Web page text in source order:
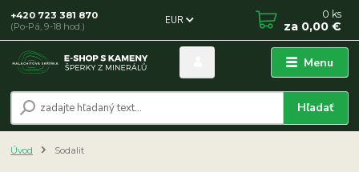
Menu
EUR
Hľadať
+420 723 381 870
(Po-Pá, 9-18 hod.)
0 ks
za 0,00 €
Úvod Sodalit